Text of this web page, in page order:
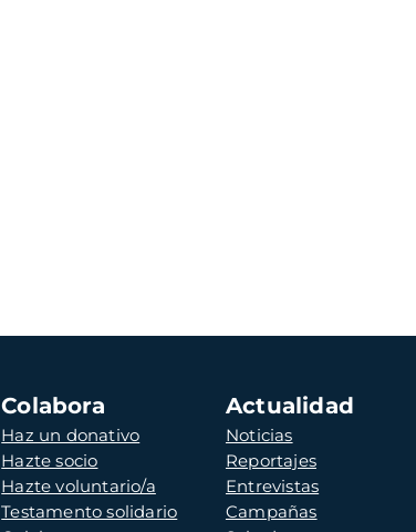
Colabora
Haz un donativo
Hazte socio
Hazte voluntario/a
Testamento solidario
Actualidad
Noticias
Reportajes
Entrevistas
Campañas